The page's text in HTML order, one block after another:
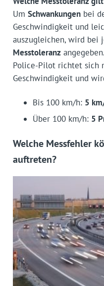
Um Schwankungenbei
Geschwindigkeit und
auszugleichen, wird bei
Messtoleranz
Police-Pilot richtet sich
Geschwindigkeit und
Bis 100 km/h: 5
Über 100 km/h: 5
Welche Messfehler
auftreten?